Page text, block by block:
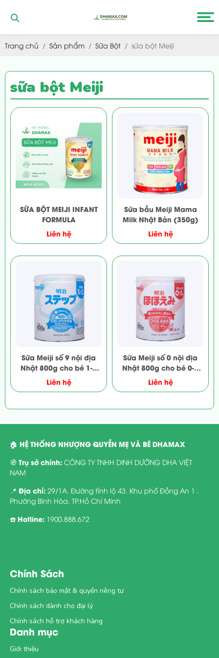
Trang chủ Sản phẩm Sữa Bột sữa bột Meiji
sữa bột Meiji
SỮA BỘT MEIJI INFANT
FORMULA
Liên hệ
Sữa bầu Meiji Mama
Milk Nhật Bản (350g)
Liên hệ
Sữa Meiji số 9 nội địa
Nhật 800g cho bé 1-3
tuổi
Liên hệ
Sữa Meiji số 0 nội địa
Nhật 800g cho bé 0-1
tuổi
Liên hệ
🏠 HỆ THỐNG NHƯỢNG QUYỀN MẸ VÀ BÉ DHAMAX
🧭 Trụ sở chính: CÔNG TY TNHH DINH DƯỠNG DHA VIỆT
NAM
📍 Địa chỉ: 29/1A. Đường tỉnh lộ 43. Khu phố Đồng An 1 .
Phường Bình Hòa. TP.Hồ Chí Minh
☎️ Hotline: 1900.888.672
Chính Sách
Chính sách bảo mật & quyền riêng tư
Chính sách dành cho đại lý
Chính sách hỗ trợ khách hàng
Danh mục
Giới thiệu